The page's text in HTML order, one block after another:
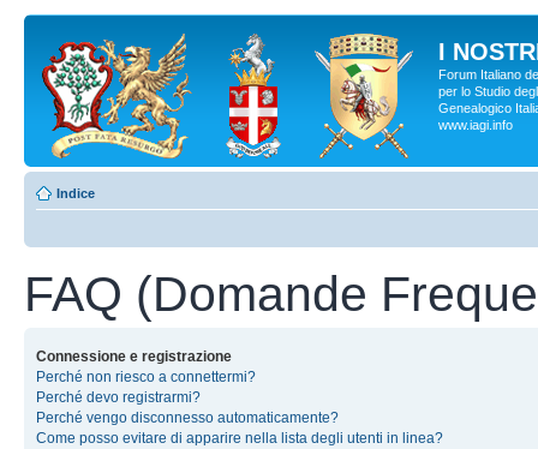
I
Forum Italiano
per lo Studio
Genealogico
www.iagi.info
Indice
FAQ (Domande
Connessione e registrazione
Perché non riesco a connettermi?
Perché devo registrarmi?
Perché vengo disconnesso automaticamente?
Come posso evitare di apparire nella lista degli utenti in linea?